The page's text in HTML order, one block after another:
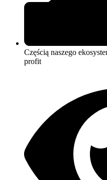
Częścią naszego
profit